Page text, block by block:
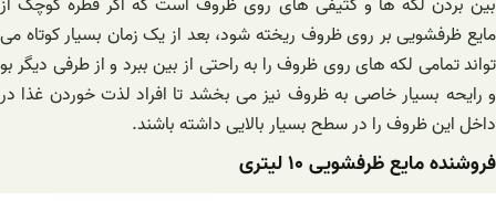
مایع ظرفشویی بر روی ظروف ریخته شود، بعد از یک زمان بسیار کوتاه می
تواند تمامی لکه های روی ظروف را به راحتی از بین ببرد و از طرفی دیگر بو
و رایحه بسیار خاصی به ظروف نیز می بخشد تا افراد لذت خوردن غذا در
داخل این ظروف را در سطح بسیار بالایی داشته باشند.
فروشنده مایع ظرفشویی ۱۰ لیتری